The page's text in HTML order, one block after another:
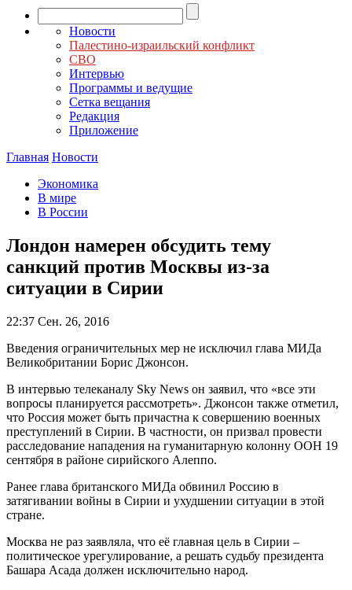
Новости
Палестино-израильский конфликт
СВО
Интервью
Программы и ведущие
Сетка вещания
Редакция
Приложение
Главная Новости
Экономика
В мире
В России
Лондон намерен обсудить тему
санкций против Москвы из-за
ситуации в Сирии
22:37 Сен. 26, 2016
Введения ограничительных мер не исключил глава МИДа
Великобритании Борис Джонсон.
В интервью телеканалу Sky News он заявил, что «все эти
вопросы планируется рассмотреть». Джонсон также отметил,
что Россия может быть причастна к совершению военных
преступлений в Сирии. В частности, он призвал провести
расследование нападения на гуманитарную колонну ООН 19
сентября в районе сирийского Алеппо.
Ранее глава британского МИДа обвинил Россию в
затягивании войны в Сирии и ухудшении ситуации в этой
стране.
Москва не раз заявляла, что её главная цель в Сирии –
политическое урегулирование, а решать судьбу президента
Башара Асада должен исключительно народ.